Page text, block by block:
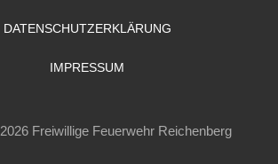
DATENSCHUTZERKLÄRUNG
IMPRESSUM
Freiwillige Feuerwehr Reichenberg